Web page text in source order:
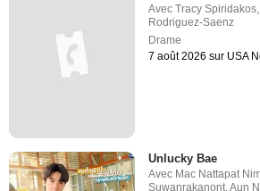
AvecTracy Spiridakos
Rodriguez-Saenz
Drame
7 août 2026 sur USA
Unlucky Bae
Avec Mac Nattapat
Suwanrakanont,Aun